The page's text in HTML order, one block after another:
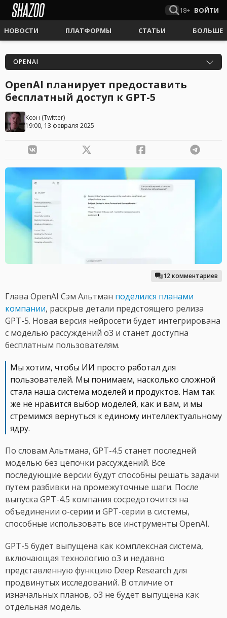
18+ ВОЙТИ
НОВОСТИ ПЛАТФОРМЫ СТАТЬИ БОЛЬШЕ
OPENAI
OpenAI планирует предоставить
бесплатный доступ к GPT-5
Коэн (Twitter)
19:00, 13 февраля 2025
12 комментариев
Глава OpenAI Сэм Альтман поделился планами
компании, раскрыв детали предстоящего релиза
GPT-5. Новая версия нейросети будет интегрирована
с моделью рассуждений o3 и станет доступна
бесплатным пользователям.
Мы хотим, чтобы ИИ просто работал для
пользователей. Мы понимаем, насколько сложной
стала наша система моделей и продуктов. Нам так
же не нравится выбор моделей, как и вам, и мы
стремимся вернуться к единому интеллектуальному
ядру.
По словам Альтмана, GPT-4.5 станет последней
моделью без цепочки рассуждений. Все
последующие версии будут способны решать задачи
путем разбивки на промежуточные шаги. После
выпуска GPT-4.5 компания сосредоточится на
объединении o-серии и GPT-серии в системы,
способные использовать все инструменты OpenAI.
GPT-5 будет выпущена как комплексная система,
включающая технологию o3 и недавно
представленную функцию Deep Research для
продвинутых исследований. В отличие от
изначальных планов, o3 не будет выпущена как
отдельная модель.